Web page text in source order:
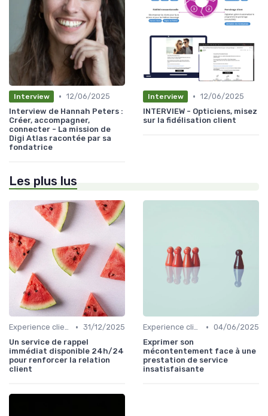
Interview • 12/06/2025
Interview de Hannah Peters :
Créer, accompagner,
connecter - La mission de
Digi Atlas racontée par sa
fondatrice
Interview • 12/06/2025
INTERVIEW - Opticiens, misez
sur la fidélisation client
Les plus lus
Experience client • 31/12/2025
Un service de rappel
immédiat disponible 24h/24
pour renforcer la relation
client
Experience client • 04/06/2025
Exprimer son
mécontentement face à une
prestation de service
insatisfaisante